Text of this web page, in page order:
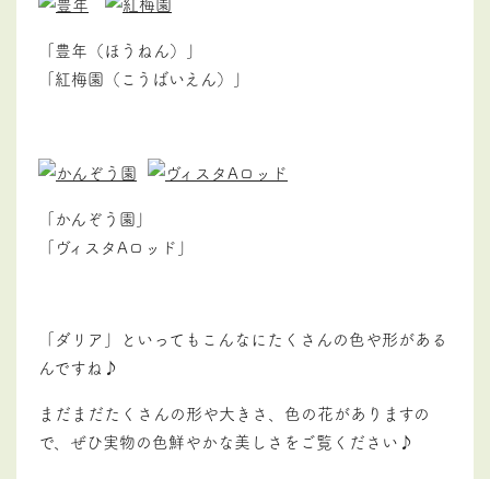
「豊年（ほうねん）」
「紅梅園（こうばいえん）」
「かんぞう園」
「ヴィスタAロッド」
「ダリア」といってもこんなにたくさんの色や形がある
んですね♪
まだまだたくさんの形や大きさ、色の花がありますの
で、ぜひ実物の色鮮やかな美しさをご覧ください♪